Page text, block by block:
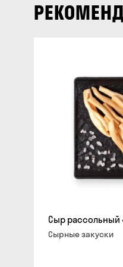
Сыр рассольный
Cырные закуски